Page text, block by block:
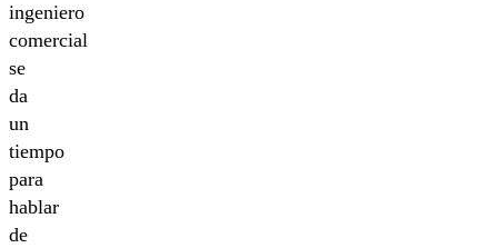
ingeniero
comercial
se
da
un
tiempo
para
hablar
de